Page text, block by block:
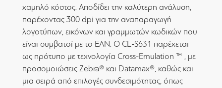
χαμηλό κόστος. Αποδίδει την καλύτερη ανάλυση,
παρέχοντας 300 dpi για την αναπαραγωγή
λογοτύπων, εικόνων και γραμμωτών κωδικών που
είναι συμβατοί με το EAN. O CL-S631 παρέχεται
ως πρότυπο με τεχνολογία Cross-Emulation ™ , με
προσομοιώσεις Zebra® και Datamax®, καθώς και
μια σειρά από επιλογές συνδεσιμότητας, όπως